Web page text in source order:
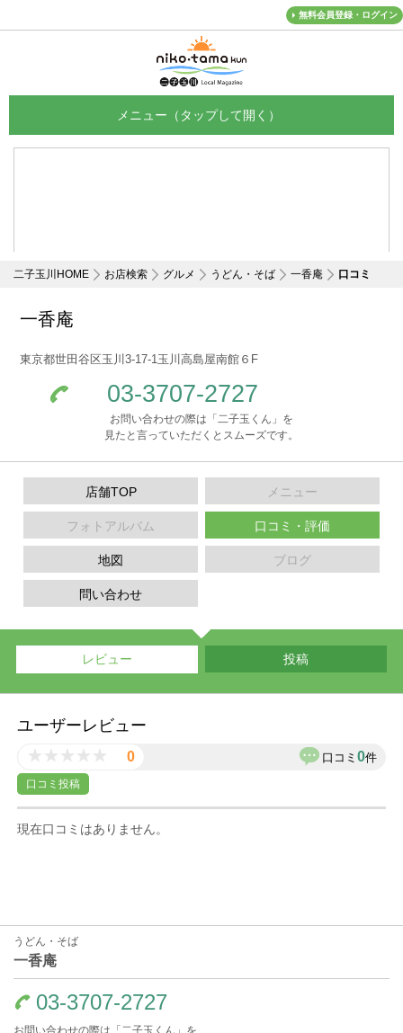
無料会員登録・ログイン
二子玉川HOME お店検索 グルメ うどん・そば 一香庵 口コミ
一香庵
東京都世田谷区玉川3-17-1玉川高島屋南館６F
03-3707-2727
お問い合わせの際は「二子玉くん」を
見たと言っていただくとスムーズです。
店舗TOP メニュー
フォトアルバム 口コミ・評価
地図 ブログ
問い合わせ
レビュー 投稿
ユーザーレビュー
0 口コミ 0件
口コミ投稿
現在口コミはありません。
うどん・そば
一香庵
03-3707-2727
メニュー